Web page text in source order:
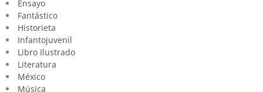
Ensayo
Fantástico
Historieta
Infantojuvenil
Libro Ilustrado
Literatura
México
Música